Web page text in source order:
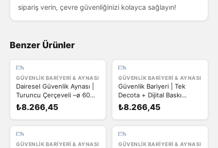
sipariş verin, çevre güvenliğinizi kolayca sağlayın!
Benzer Ürünler
GÜVENLIK BARIYERI & AYNASI
Dairesel Güvenlik Aynası |
Turuncu Çerçeveli –ø 60
cm
₺8.266,45
GÜVENLIK BARIYERI & AYNASI
Güvenlik Bariyeri | Tek
Decota + Dijital Baskı
150X50 cm
₺8.266,45
GÜVENLIK BARIYERI & AYNASI GÜVENLIK BARIYERI & AYNASI